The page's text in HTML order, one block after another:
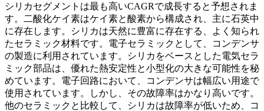
シリカセグメントは最も高いCAGRで成長すると予想されま
す。二酸化ケイ素はケイ素と酸素から構成され、主に石英中
に存在します。シリカは天然に豊富に存在する、よく知られ
たセラミック材料です。電子セラミックとして、コンデンサ
の製造に利用されています。シリカをベースとした電気セラ
ミック部品は、優れた熱安定性と小型化の大きな可能性を秘
めています。電子回路において、コンデンサは幅広い用途で
使用されています。しかし、その故障率はかなり高いです。
他のセラミックと比較して、シリカは故障率が低いため、コ